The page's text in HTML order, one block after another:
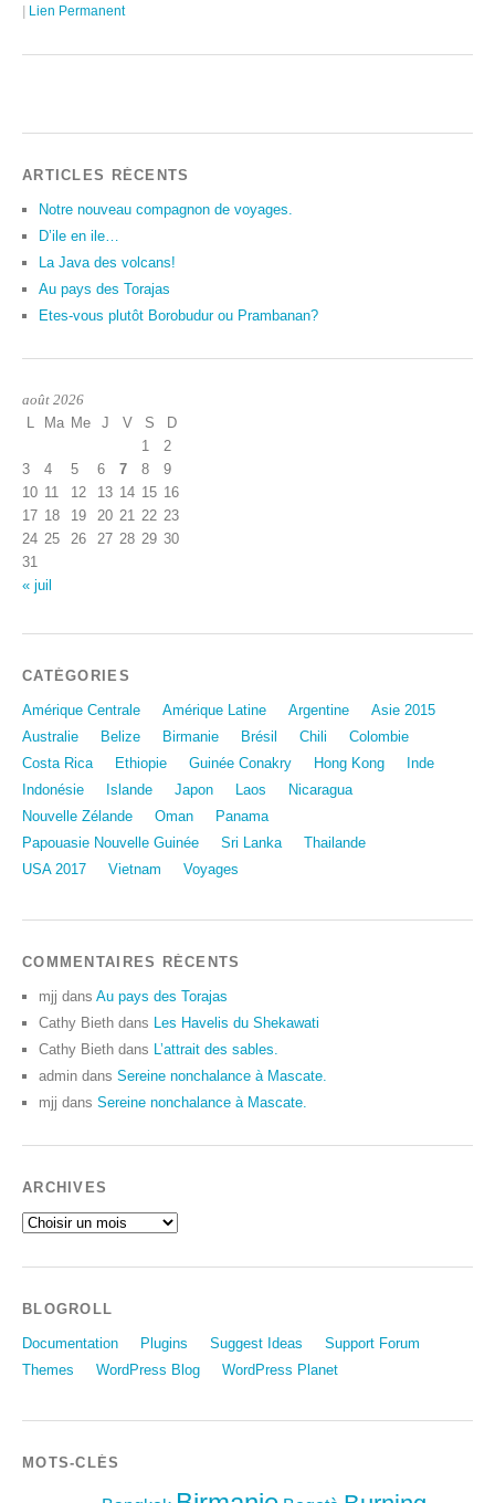
| Lien Permanent
ARTICLES RÉCENTS
Notre nouveau compagnon de voyages.
D’ile en ile…
La Java des volcans!
Au pays des Torajas
Etes-vous plutôt Borobudur ou Prambanan?
août 2026
L Ma Me J V S D
« juil
1
2
3
4 5 6 7 8
9
10 11 12 13 14 15 16
17 18 19 20 21 22 23
24 25 26 27 28 29 30
31
CATÉGORIES
Amérique Centrale Amérique Latine Argentine
Asie 2015
Australie
Belize Birmanie Brésil Chili
Colombie
Costa Rica
Ethiopie Guinée Conakry Hong Kong
Inde
Indonésie
Islande Japon Laos
Nicaragua
Nouvelle Zélande
Oman
Panama
Papouasie Nouvelle Guinée
Sri Lanka
Thailande
USA 2017
Vietnam Voyages
COMMENTAIRES RÉCENTS
mjj dans Au pays des Torajas
Cathy Bieth dans Les Havelis du Shekawati
Cathy Bieth dans L’attrait des sables.
admin dans Sereine nonchalance à Mascate.
mjj dans Sereine nonchalance à Mascate.
ARCHIVES
BLOGROLL
Documentation Plugins Suggest Ideas
Support Forum
Themes
WordPress Blog WordPress Planet
MOTS-CLÉS